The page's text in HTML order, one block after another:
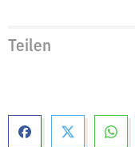
Teilen